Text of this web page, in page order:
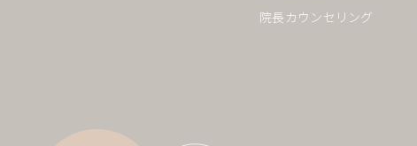
院長カウンセリング